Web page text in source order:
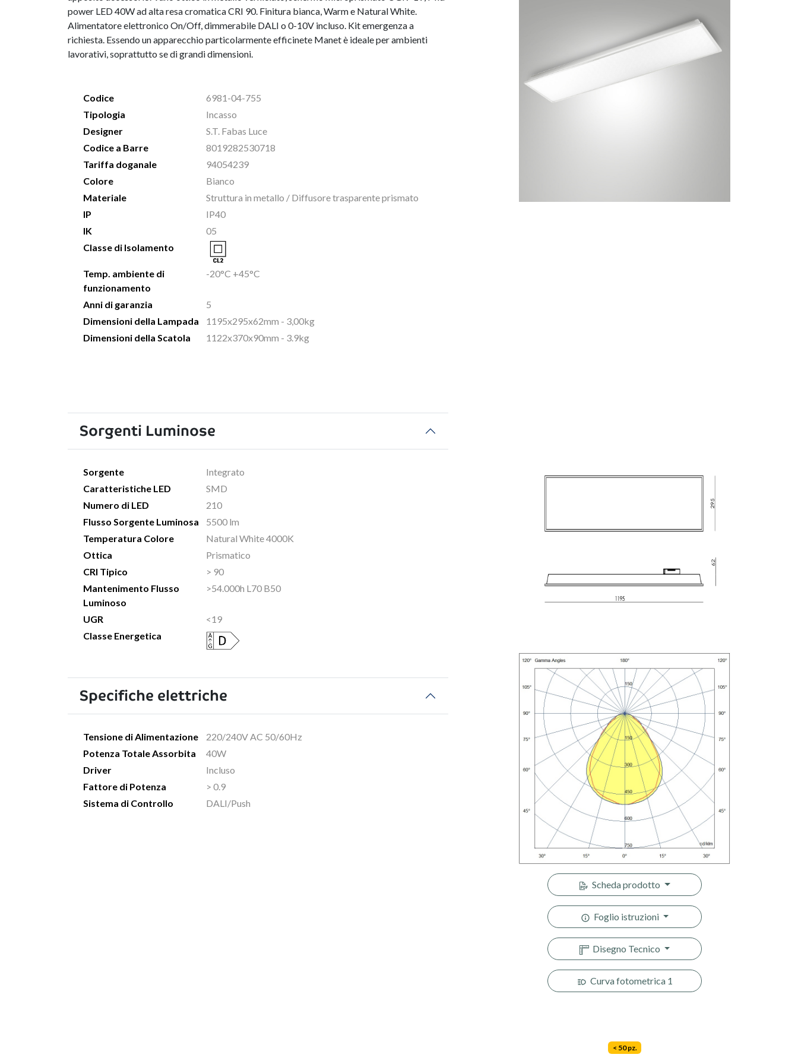
power LED 40W ad alta resa cromatica CRI 90. Finitura bianca, Warm e Natural White.
Alimentatore elettronico On/Off, dimmerabile DALI o 0-10V incluso. Kit emergenza a
richiesta. Essendo un apparecchio particolarmente efficinete Manet è ideale per ambienti
lavorativi, soprattutto se di grandi dimensioni.
Codice
6981-04-755
Tipologia
Incasso
Designer
S.T. Fabas Luce
Codice a Barre
8019282530718
Tariffa doganale
94054239
Colore
Bianco
Materiale
Struttura in metallo / Diffusore trasparente prismato
IP
IP40
IK
05
Classe di Isolamento
Temp. ambiente di
funzionamento
-20°C +45°C
Anni di garanzia
5
Dimensioni della Lampada
1195x295x62mm - 3,00kg
Dimensioni della Scatola
1122x370x90mm - 3.9kg
Sorgenti Luminose
Sorgente
Integrato
Caratteristiche LED
SMD
Numero di LED
210
Flusso Sorgente Luminosa
5500 lm
Temperatura Colore
Natural White 4000K
Ottica
Prismatico
CRI Tipico
> 90
Mantenimento Flusso
Luminoso
>54.000h L70 B50
UGR
<19
Classe Energetica
Specifiche elettriche
Tensione di Alimentazione
220/240V AC 50/60Hz
Potenza Totale Assorbita
40W
Driver
Incluso
Fattore di Potenza
> 0.9
Sistema di Controllo
DALI/Push
Scheda prodotto
Foglio istruzioni
Disegno Tecnico
Curva fotometrica 1
< 50 pz.